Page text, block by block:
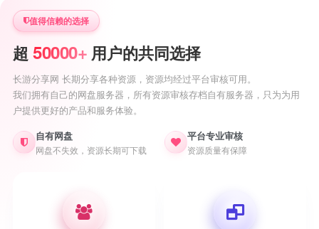
值得信赖的选择
超 50000+ 用户的共同选择
长游分享网 长期分享各种资源，资源均经过平台审核可用。
我们拥有自己的网盘服务器，所有资源审核存档自有服务器，只为为用
户提供更好的产品和服务体验。
自有网盘
网盘不失效，资源长期可下载
平台专业审核
资源质量有保障